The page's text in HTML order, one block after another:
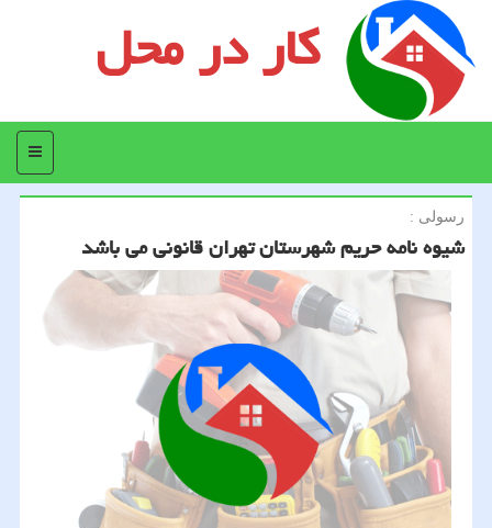
کار در محل
منو
رسولی :
شیوه نامه حریم شهرستان تهران قانونی می باشد